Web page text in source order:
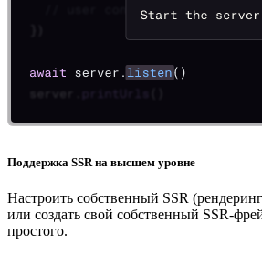
Поддержка SSR на высшем уровне
Настроить собственный SSR
или создать свой собственный SSR-
простого.